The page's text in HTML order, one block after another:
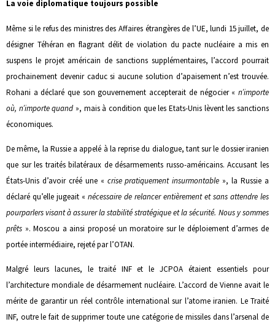
La voie diplomatique toujours possible
Même si le refus des ministres des Affaires étrangères de l’UE, lundi 15 juillet, de
désigner Téhéran en flagrant délit de violation du pacte nucléaire a mis en
suspens le projet américain de sanctions supplémentaires, l’accord pourrait
prochainement devenir caduc si aucune solution d’apaisement n’est trouvée.
Rohani a déclaré que son gouvernement accepterait de négocier « n’importe
où, n’importe quand », mais à condition que les Etats-Unis lèvent les sanctions
économiques.
De même, la Russie a appelé à la reprise du dialogue, tant sur le dossier iranien
que sur les traités bilatéraux de désarmements russo-américains. Accusant les
États-Unis d’avoir créé une « crise pratiquement insurmontable », la Russie a
déclaré qu’elle jugeait « nécessaire de relancer entièrement et sans attendre les
pourparlers visant à assurer la stabilité stratégique et la sécurité. Nous y sommes
prêts ». Moscou a ainsi proposé un moratoire sur le déploiement d’armes de
portée intermédiaire, rejeté par l’OTAN.
Malgré leurs lacunes, le traité INF et le JCPOA étaient essentiels pour
l’architecture mondiale de désarmement nucléaire. L’accord de Vienne avait le
mérite de garantir un réel contrôle international sur l’atome iranien. Le Traité
INF, outre le fait de supprimer toute une catégorie de missiles dans l’arsenal de